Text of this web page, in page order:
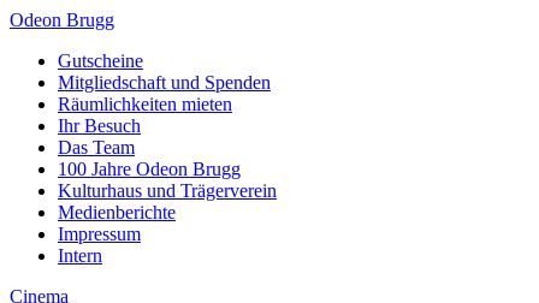
Odeon Brugg
Gutscheine
Mitgliedschaft und Spenden
Räumlichkeiten mieten
Ihr Besuch
Das Team
100 Jahre Odeon Brugg
Kulturhaus und Trägerverein
Medienberichte
Impressum
Intern
Cinema